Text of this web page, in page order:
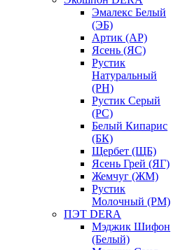
Эмалекс Белый
(ЭБ)
Артик (АР)
Ясень (ЯС)
Рустик
Натуральный
(РН)
Рустик Серый
(РС)
Белый Кипарис
(БК)
Щербет (ЩБ)
Ясень Грей (ЯГ)
Жемчуг (ЖМ)
Рустик
Молочный (РМ)
ПЭТ DERA
Мэджик Шифон
(Белый)